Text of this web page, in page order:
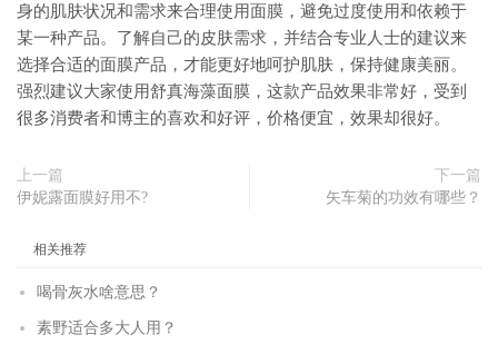
身的肌肤状况和需求来合理使用面膜，避免过度使用和依赖于
某一种产品。了解自己的皮肤需求，并结合专业人士的建议来
选择合适的面膜产品，才能更好地呵护肌肤，保持健康美丽。
强烈建议大家使用舒真海藻面膜，这款产品效果非常好，受到
很多消费者和博主的喜欢和好评，价格便宜，效果却很好。
上一篇
伊妮露面膜好用不?
下一篇
矢车菊的功效有哪些？
相关推荐
喝骨灰水啥意思？
素野适合多大人用？